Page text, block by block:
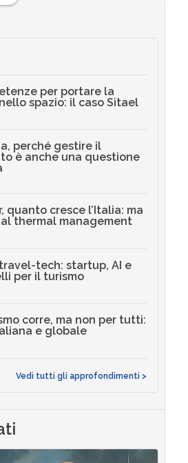
per portare la
spazio: il caso Sitael
perché gestire il
è anche una questione
quanto cresce l’Italia: ma
thermal management
tech: startup, AI e
per il turismo
corre, ma non per tutti:
e globale
Vedi tutti gli approfondimenti >